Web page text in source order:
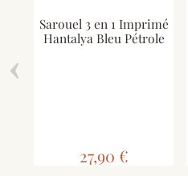
Sarouel 3 en 1 Imprimé
Hantalya Bleu Pétrole
27,90 €
‹